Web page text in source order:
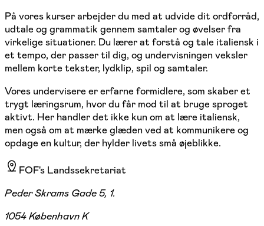
På vores kurser arbejder du med at udvide dit ordforråd,
udtale og grammatik gennem samtaler og øvelser fra
virkelige situationer. Du lærer at forstå og tale italiensk i
et tempo, der passer til dig, og undervisningen veksler
mellem korte tekster, lydklip, spil og samtaler.
Vores undervisere er erfarne formidlere, som skaber et
trygt læringsrum, hvor du får mod til at bruge sproget
aktivt. Her handler det ikke kun om at lære italiensk,
men også om at mærke glæden ved at kommunikere og
opdage en kultur, der hylder livets små øjeblikke.
FOF's Landssekretariat
Peder Skrams Gade 5, 1.
1054 København K